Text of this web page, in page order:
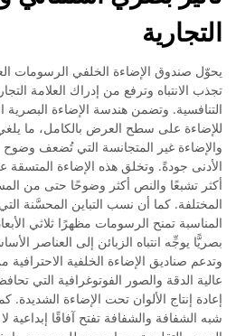
التجارية
يحوّل صندوق الإضاءة الخلفي الرسومات
تجذب الانتباه وترفع من إدراك العلامة
التنافسية. وتضمن هندسة الإضاءة البصرية
للإضاءة على سطح العرض بالكامل، ما
والإضاءة غير المتجانسة التي تُضعف
الأدنى جودةً. وتخلق هذه الإضاءة المتسقة
أكثر تشبعًا والنص أكثر وضوحًا حتى من
المختلفة. كما أن نسب التباين المحسَّنة
المناسبة تمنح الرسومات مظهرًا ثلاثي
بصريًّا يوجِّه انتباه الزبائن إلى العناصر
وتدعم صناديق الإضاءة الخلفية
عالية الدقة والصور الفوتوغرافية التي
إعادة إنتاج الألوان تحت الإضاءة
شبه الشفافة والشفافة تفتح آفاقًا